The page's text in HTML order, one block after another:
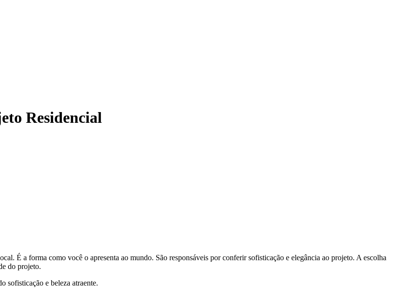
Residencial
É a forma como você o apresenta ao mundo. São responsáveis por conferir sofisticação e elegância ao projeto. A escolha
do projeto.
sofisticação e beleza atraente.